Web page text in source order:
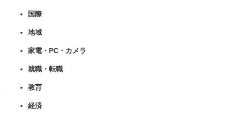
国際
地域
家電・PC・カメラ
就職・転職
教育
経済